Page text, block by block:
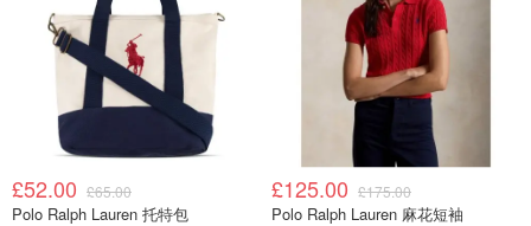
£52.00 £65.00
Polo Ralph Lauren 托特包
£125.00 £175.00
Polo Ralph Lauren 麻花短袖